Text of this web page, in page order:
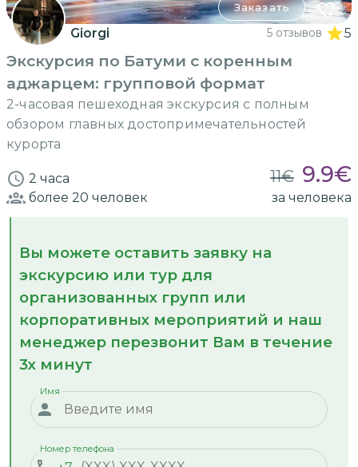
Заказать
Giorgi 5 отзывов 5
Экскурсия по Батуми с коренным
аджарцем: групповой формат
2-часовая пешеходная экскурсия с полным
обзором главных достопримечательностей
курорта
2 часа 11€ 9.9€
более 20 человек за человека
Вы можете оставить заявку на
экскурсию или тур для
организованных групп или
корпоративных мероприятий и наш
менеджер перезвонит Вам в течение
3х минут
Имя
Номер телефона